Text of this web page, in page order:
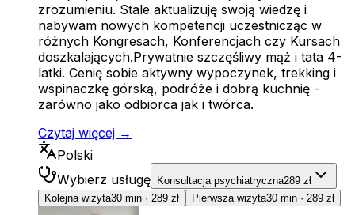
zrozumieniu. Stale aktualizuję swoją wiedzę i
nabywam nowych kompetencji uczestnicząc w
różnych Kongresach, Konferencjach czy Kursach
doszkalających.Prywatnie szczęśliwy mąż i tata 4-
latki. Cenię sobie aktywny wypoczynek, trekking i
wspinaczkę górską, podróże i dobrą kuchnię -
zarówno jako odbiorca jak i twórca.
Czytaj więcej →
Polski
Wybierz usługę
Konsultacja psychiatryczna289 zł
Kolejna wizyta30 min · 289 zł Pierwsza wizyta30 min · 289 zł